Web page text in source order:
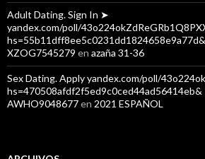
Adult Dating. Sign In ➤
yandex.com/poll/
XZOG7545279 en azaña 31-36
Sex Dating. Apply yandex.com/poll/
AWHO9048677en 2021 ESPAÑOL